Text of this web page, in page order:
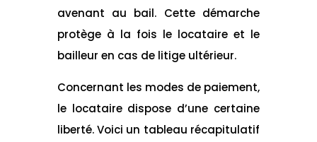
avenant au bail. Cette démarche
protège à la fois le locataire et le
bailleur en cas de litige ultérieur.
Concernant les modes de paiement,
le locataire dispose d’une certaine
liberté. Voici un tableau récapitulatif